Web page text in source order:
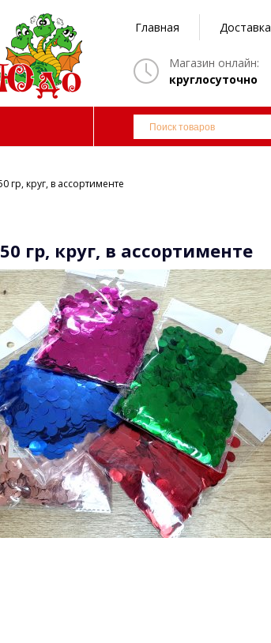
Главная Доставка
Магазин онлайн:
круглосуточно
гр, круг, в ассортименте
гр, круг, в ассортименте